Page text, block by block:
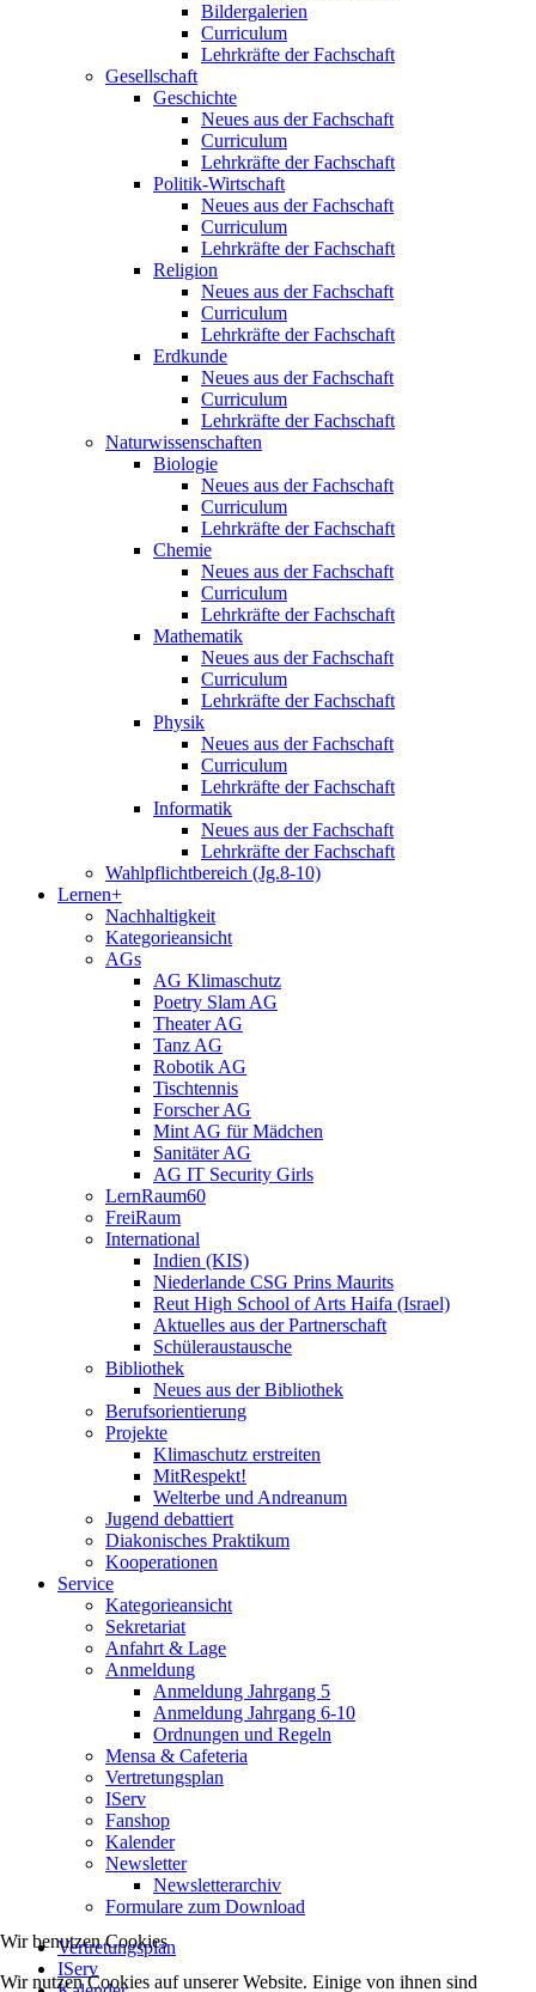
Bildergalerien
Curriculum
Lehrkräfte der Fachschaft
Gesellschaft
Geschichte
Neues aus der Fachschaft
Curriculum
Lehrkräfte der Fachschaft
Politik-Wirtschaft
Neues aus der Fachschaft
Curriculum
Lehrkräfte der Fachschaft
Religion
Neues aus der Fachschaft
Curriculum
Lehrkräfte der Fachschaft
Erdkunde
Neues aus der Fachschaft
Curriculum
Lehrkräfte der Fachschaft
Naturwissenschaften
Biologie
Neues aus der Fachschaft
Curriculum
Lehrkräfte der Fachschaft
Chemie
Neues aus der Fachschaft
Curriculum
Lehrkräfte der Fachschaft
Mathematik
Neues aus der Fachschaft
Curriculum
Lehrkräfte der Fachschaft
Physik
Neues aus der Fachschaft
Curriculum
Lehrkräfte der Fachschaft
Informatik
Neues aus der Fachschaft
Lehrkräfte der Fachschaft
Wahlpflichtbereich (Jg.8-10)
Lernen+
Nachhaltigkeit
Kategorieansicht
AGs
AG Klimaschutz
Poetry Slam AG
Theater AG
Tanz AG
Robotik AG
Tischtennis
Forscher AG
Mint AG für Mädchen
Sanitäter AG
AG IT Security Girls
LernRaum60
FreiRaum
International
Indien (KIS)
Niederlande CSG Prins Maurits
Reut High School of Arts Haifa (Israel)
Aktuelles aus der Partnerschaft
Schüleraustausche
Bibliothek
Neues aus der Bibliothek
Berufsorientierung
Projekte
Klimaschutz erstreiten
MitRespekt!
Welterbe und Andreanum
Jugend debattiert
Diakonisches Praktikum
Kooperationen
Service
Kategorieansicht
Sekretariat
Anfahrt & Lage
Anmeldung
Anmeldung Jahrgang 5
Anmeldung Jahrgang 6-10
Ordnungen und Regeln
Mensa & Cafeteria
Vertretungsplan
IServ
Fanshop
Kalender
Newsletter
Newsletterarchiv
Formulare zum Download
Vertretungsplan
IServ
Wir benutzen Cookies
Wir nutzen Cookies auf unserer Website. Einige von ihnen sind